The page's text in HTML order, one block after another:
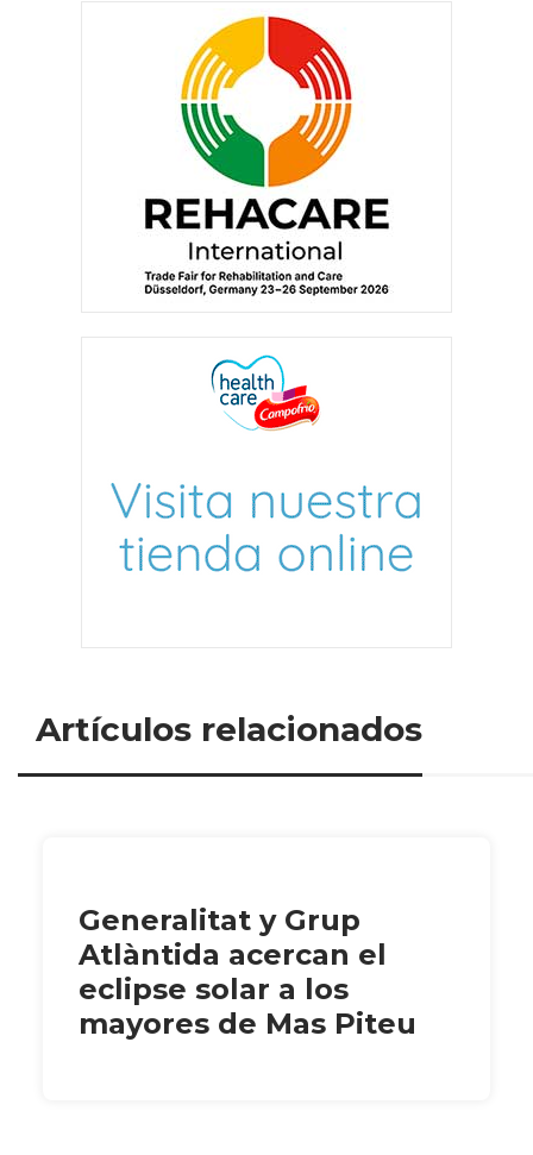
Artículos relacionados
Generalitat y Grup
Atlàntida acercan el
eclipse solar a los
mayores de Mas Piteu